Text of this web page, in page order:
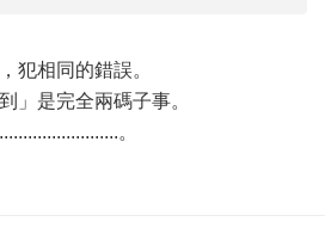
犯相同的錯誤。
」是完全兩碼子事。
。